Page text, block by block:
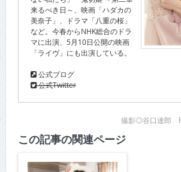
来るべき日～、映画「ハダカの
美奈子」、ドラマ「八重の桜」
など。今春からNHK総合のドラ
マに出演、5月10日公開の映画
「ライヴ」にも出演している。
公式ブログ
公式Twitter
撮影◎谷口達郎
この記事の関連ページ